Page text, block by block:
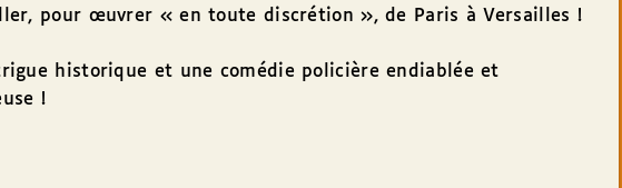
pour œuvrer « en toute discrétion », de Paris à Versailles !
historique et une comédie policière endiablée et
!